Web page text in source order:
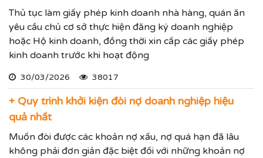
Thủ tục làm giấy phép kinh doanh nhà hàng, quán ăn
yêu cầu chủ cơ sở thực hiện đăng ký doanh nghiệp
hoặc Hộ kinh doanh, đồng thời xin cấp các giấy phép
kinh doanh trước khi hoạt động
30/03/2026 38017
+ Quy trình khởi kiện đòi nợ doanh nghiệp hiệu
quả nhất
Muốn đòi được các khoản nợ xấu, nợ quá hạn đã lâu
không phải đơn giản đặc biệt đối với những khoản nợ